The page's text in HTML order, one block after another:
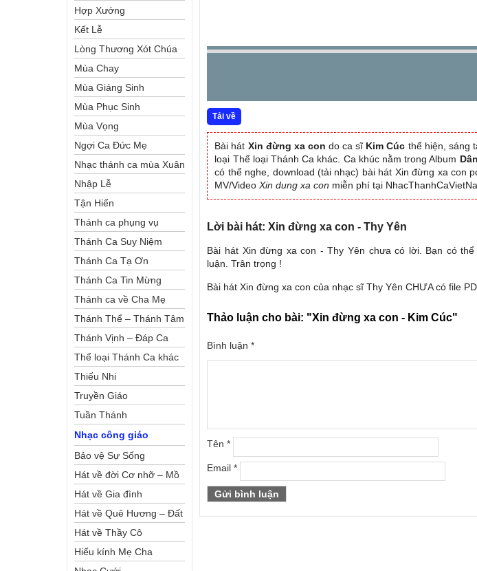
Tải về
Bài hát Xin đừng xa con do ca sĩ Kim Cúc thể hiện, sáng
loại Thể loại Thánh Ca khác. Ca khúc nằm trong Album
có thể nghe, download (tải nhạc) bài hát Xin đừng xa con
MV/VideoXin dung xa con miễn phí tại
Lời bài hát: Xin đừng xa con - Thy Yên
Bài hát Xin đừng xa con - Thy Yên chưa có lời. Bạn có
luận. Trân trọng !
Bài hát Xin đừng xa con của nhạc sĩ Thy Yên CHƯA có file
Thảo luận cho bài: "Xin đừng xa con - Kim Cúc"
Bình luận*
Tên*
Email*
Hợp Xướng
Kết Lễ
Lòng Thương Xót Chúa
Mùa Chay
Mùa Giáng Sinh
Mùa Phục Sinh
Mùa Vọng
Ngợi Ca Đức Mẹ
Nhạc thánh ca mùa Xuân
Nhập Lễ
Tận Hiến
Thánh ca phụng vụ
Thánh Ca Suy Niệm
Thánh Ca Tạ Ơn
Thánh Ca Tin Mừng
Thánh ca về Cha Mẹ
Thánh Thể – Thánh Tâm
Thánh Vịnh – Đáp Ca
Thể loại Thánh Ca khác
Thiếu Nhi
Truyền Giáo
Tuần Thánh
Nhạc công giáo
Bảo vệ Sự Sống
Hát về đời Cơ nhỡ – Mồ
côi
Hát về Gia đình
Hát về Quê Hương – Đất
Nước
Hát về Thầy Cô
Hiếu kính Mẹ Cha